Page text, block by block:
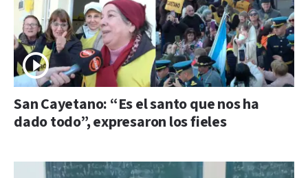
San Cayetano: “Es el santo que nos ha
dado todo”, expresaron los fieles